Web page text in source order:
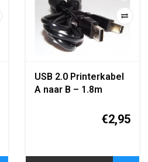
USB 2.0 Printerkabel
A naar B – 1.8m
€2,95